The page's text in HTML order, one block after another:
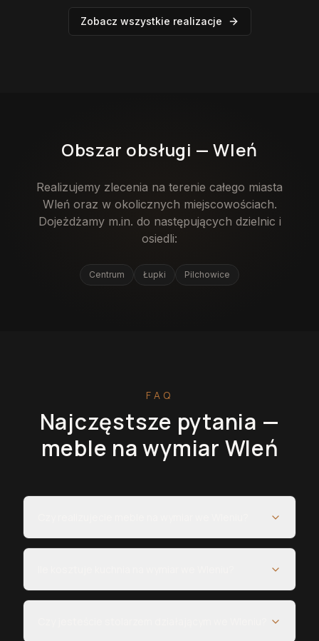
Zobacz wszystkie realizacje
Obszar obsługi —Wleń
Realizujemy zlecenia na terenie całego miasta
Wleńoraz w okolicznych miejscowościach.
Dojeżdżamy m.in. do następujących dzielnic i
osiedli:
Centrum Łupki Pilchowice
FAQ
Najczęstsze pytania —
meble na wymiar Wleń